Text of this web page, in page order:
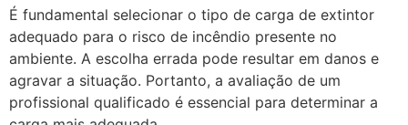
É fundamental selecionar o tipo de carga de extintor
adequado para o risco de incêndio presente no
ambiente. A escolha errada pode resultar em danos e
agravar a situação. Portanto, a avaliação de um
profissional qualificado é essencial para determinar a